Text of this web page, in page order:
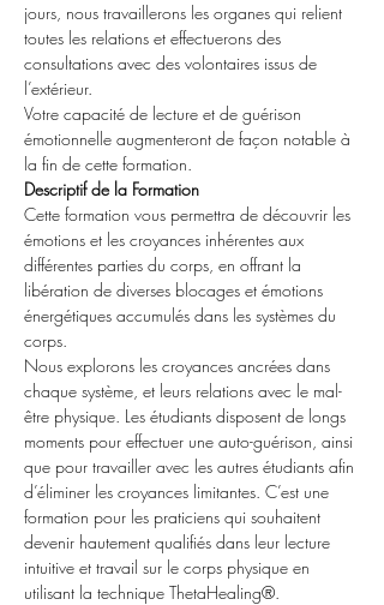
jours, nous travaillerons les organes qui relient
toutes les relations et effectuerons des
consultations avec des volontaires issus de
l’extérieur.
Votre capacité de lecture et de guérison
émotionnelle augmenteront de façon notable à
la fin de cette formation.
Descriptif de la Formation
Cette formation vous permettra de découvrir les
émotions et les croyances inhérentes aux
différentes parties du corps, en offrant la
libération de diverses blocages et émotions
énergétiques accumulés dans les systèmes du
corps.
Nous explorons les croyances ancrées dans
chaque système, et leurs relations avec le mal-
être physique. Les étudiants disposent de longs
moments pour effectuer une auto-guérison, ainsi
que pour travailler avec les autres étudiants afin
d’éliminer les croyances limitantes. C’est une
formation pour les praticiens qui souhaitent
devenir hautement qualifiés dans leur lecture
intuitive et travail sur le corps physique en
utilisant la technique ThetaHealing®.